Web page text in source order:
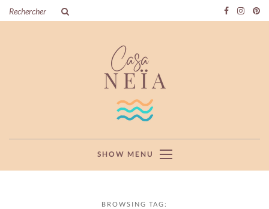
SHOW MENU
BROWSING TAG: